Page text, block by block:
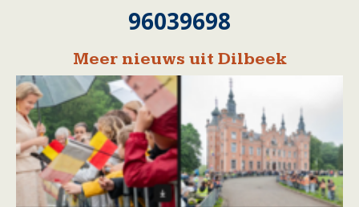
96039698
Meer nieuws uit Dilbeek